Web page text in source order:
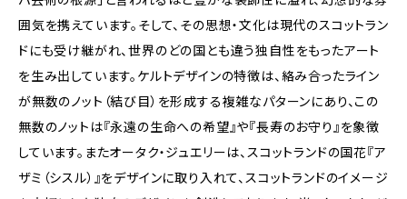
囲気を携えています。そして、その思想・文化は現代のスコットラン
ドにも受け継がれ、世界のどの国とも違う独自性をもったアート
を生み出しています。ケルトデザインの特徴は、絡み合ったライン
が無数のノット（結び目）を形成する複雑なパターンにあり、この
無数のノットは『永遠の生命への希望』や『長寿のお守り』を象徴
しています。またオータク・ジュエリーは、スコットランドの国花『ア
ザミ（シスル）』をデザインに取り入れて、スコットランドのイメージ